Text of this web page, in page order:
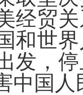
经贸
和世
发，
中国人